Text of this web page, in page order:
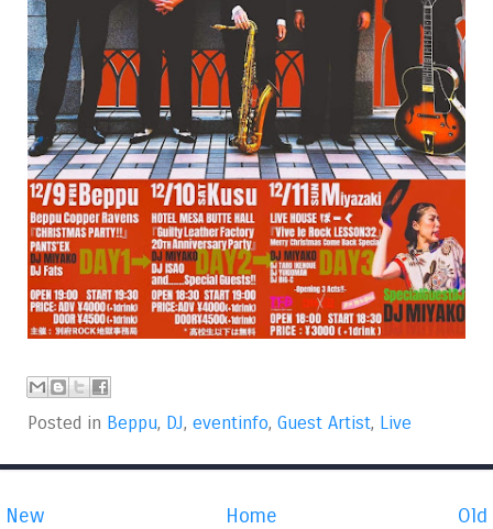
Posted in Beppu, DJ, eventinfo, Guest Artist, Live
New Old
Home